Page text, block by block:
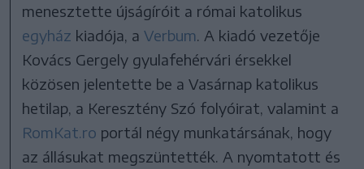
menesztette újságíróit a római katolikus
egyház kiadója, aVerbum. A kiadó vezetője
Kovács Gergely gyulafehérvári érsekkel
közösen jelentette be a Vasárnap katolikus
hetilap, a Keresztény Szó folyóirat, valamint a
RomKat.ro portál négy munkatársának, hogy
az állásukat megszüntették. A nyomtatott és